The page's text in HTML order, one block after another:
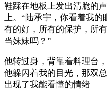
鞋踩在地板上发出清脆的
上。“陆承宇，你看着我
有的好，所有的保护，所
当妹妹吗？”
他转过身，背靠着料理台
他躲闪着我的目光，那双
出现了我能看懂的情绪